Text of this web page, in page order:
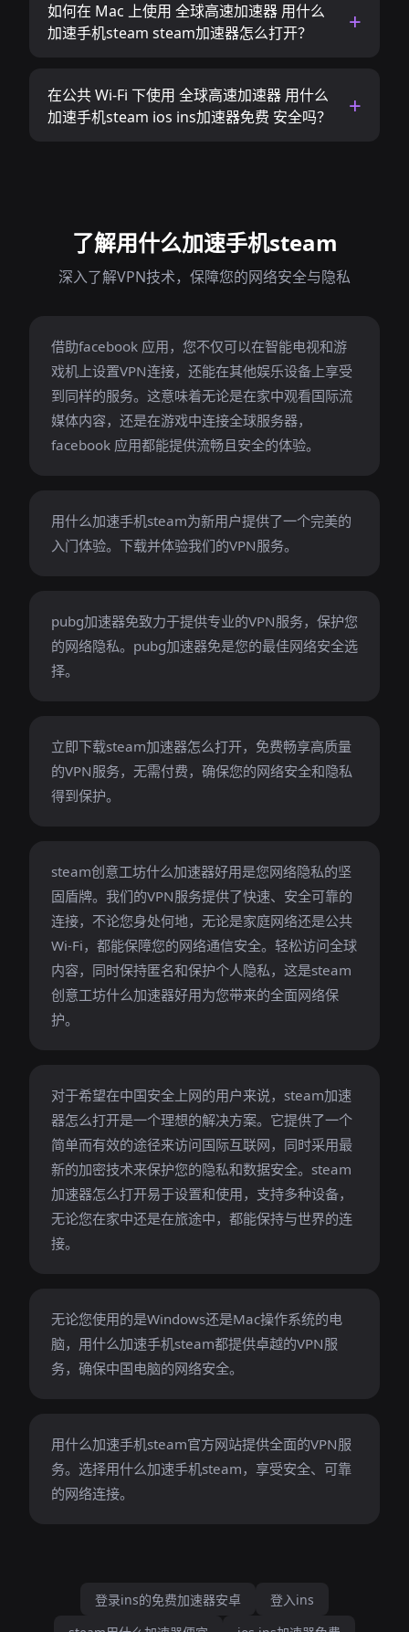
如何在 Mac 上使用 全球高速加速器 用什么
加速手机steam steam加速器怎么打开？
在公共 Wi-Fi 下使用 全球高速加速器 用什么
加速手机steam ios ins加速器免费 安全吗？
了解用什么加速手机steam
深入了解VPN技术，保障您的网络安全与隐私
借助facebook 应用，您不仅可以在智能电视和游
戏机上设置VPN连接，还能在其他娱乐设备上享受
到同样的服务。这意味着无论是在家中观看国际流
媒体内容，还是在游戏中连接全球服务器，
facebook 应用都能提供流畅且安全的体验。
用什么加速手机steam为新用户提供了一个完美的
入门体验。下载并体验我们的VPN服务。
pubg加速器免致力于提供专业的VPN服务，保护您
的网络隐私。pubg加速器免是您的最佳网络安全选
择。
立即下载steam加速器怎么打开，免费畅享高质量
的VPN服务，无需付费，确保您的网络安全和隐私
得到保护。
steam创意工坊什么加速器好用是您网络隐私的坚
固盾牌。我们的VPN服务提供了快速、安全可靠的
连接，不论您身处何地，无论是家庭网络还是公共
Wi-Fi，都能保障您的网络通信安全。轻松访问全球
内容，同时保持匿名和保护个人隐私，这是steam
创意工坊什么加速器好用为您带来的全面网络保
护。
对于希望在中国安全上网的用户来说，steam加速
器怎么打开是一个理想的解决方案。它提供了一个
简单而有效的途径来访问国际互联网，同时采用最
新的加密技术来保护您的隐私和数据安全。steam
加速器怎么打开易于设置和使用，支持多种设备，
无论您在家中还是在旅途中，都能保持与世界的连
接。
无论您使用的是Windows还是Mac操作系统的电
脑，用什么加速手机steam都提供卓越的VPN服
务，确保中国电脑的网络安全。
用什么加速手机steam官方网站提供全面的VPN服
务。选择用什么加速手机steam，享受安全、可靠
的网络连接。
登录ins的免费加速器安卓
登入ins